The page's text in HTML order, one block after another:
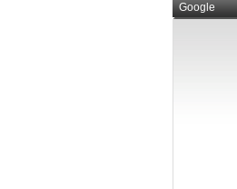
Google